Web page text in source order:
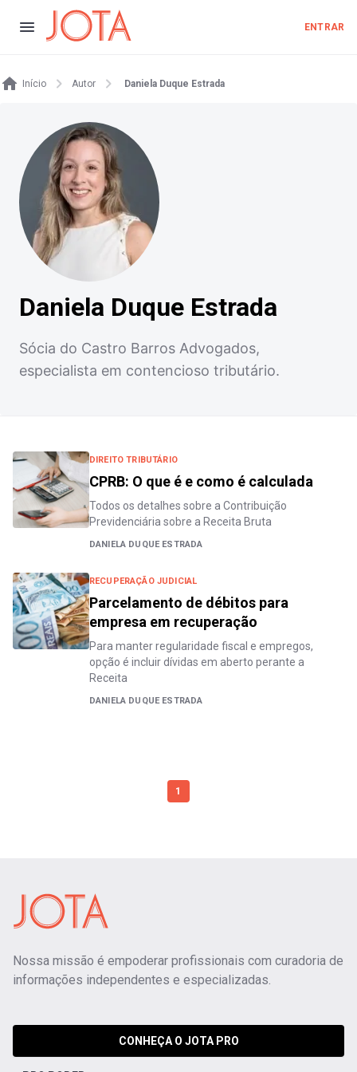
ENTRAR
Início Autor Daniela Duque Estrada
Daniela Duque Estrada
Sócia do Castro Barros Advogados,
especialista em contencioso tributário.
DIREITO TRIBUTÁRIO
CPRB: O que é e como é calculada
Todos os detalhes sobre a Contribuição
Previdenciária sobre a Receita Bruta
DANIELA DUQUE ESTRADA
RECUPERAÇÃO JUDICIAL
Parcelamento de débitos para
empresa em recuperação
Para manter regularidade fiscal e empregos,
opção é incluir dívidas em aberto perante a
Receita
DANIELA DUQUE ESTRADA
1
Nossa missão é empoderar profissionais com curadoria de
informações independentes e especializadas.
CONHEÇA O JOTA PRO